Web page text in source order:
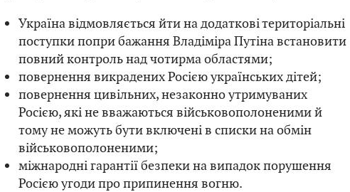
Україна відмовляється йти на додаткові територіальні
поступки попри бажання Владіміра Путіна встановити
повний контроль над чотирма областями;
повернення викрадених Росією українських дітей;
повернення цивільних, незаконно утримуваних
Росією, які не вважаються військовополоненими й
тому не можуть бути включені в списки на обмін
військовополоненими;
міжнародні гарантії безпеки на випадок порушення
Росією угоди про припинення вогню.